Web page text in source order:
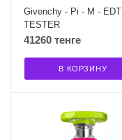
Givenchy - Pi - M - EDT -
TESTER
41260 тенге
В КОРЗИНУ